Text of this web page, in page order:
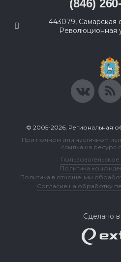
(846)
443079, Самарская
Революционная
© 2005-2026, Региональная
При полном или частичном
ссылка на ресурс
Политика
Политика в отношении
Согласие на обработку
Сделано